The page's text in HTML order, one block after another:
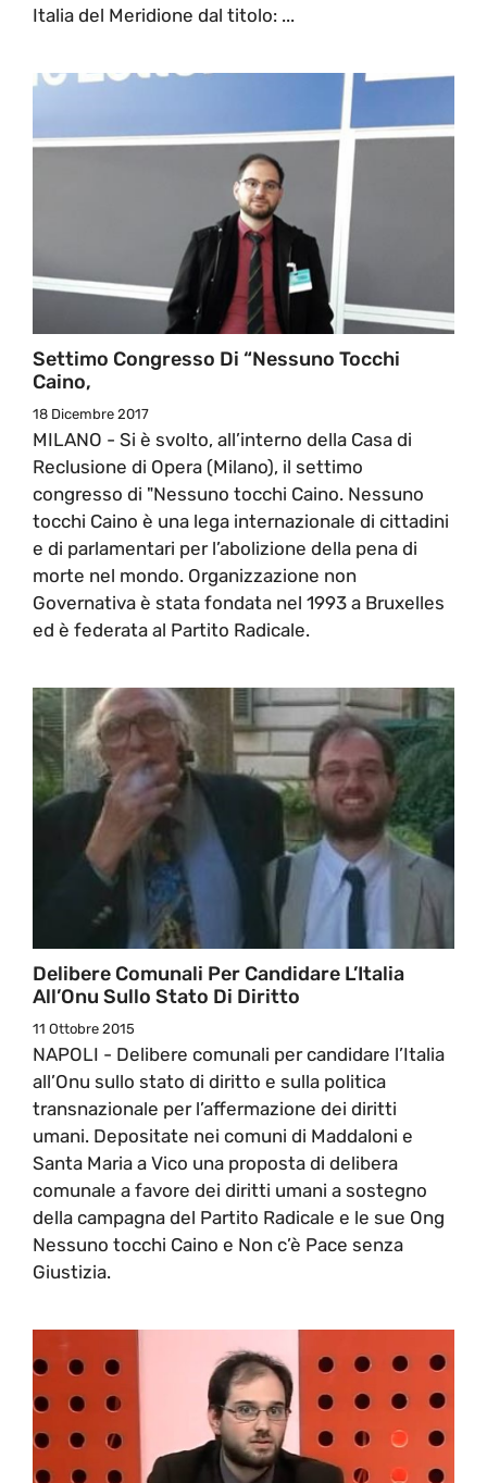
Italia del Meridione dal titolo: ...
Settimo Congresso Di “Nessuno Tocchi
Caino,
18 Dicembre 2017
MILANO - Si è svolto, all’interno della Casa di
Reclusione di Opera (Milano), il settimo
congresso di "Nessuno tocchi Caino. Nessuno
tocchi Caino è una lega internazionale di cittadini
e di parlamentari per l’abolizione della pena di
morte nel mondo. Organizzazione non
Governativa è stata fondata nel 1993 a Bruxelles
ed è federata al Partito Radicale.
Delibere Comunali Per Candidare L’Italia
All’Onu Sullo Stato Di Diritto
11 Ottobre 2015
NAPOLI - Delibere comunali per candidare l’Italia
all’Onu sullo stato di diritto e sulla politica
transnazionale per l’affermazione dei diritti
umani. Depositate nei comuni di Maddaloni e
Santa Maria a Vico una proposta di delibera
comunale a favore dei diritti umani a sostegno
della campagna del Partito Radicale e le sue Ong
Nessuno tocchi Caino e Non c’è Pace senza
Giustizia.